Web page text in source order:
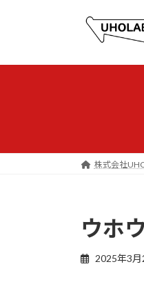
プ
動
株式会社
ウホ
2025年3月